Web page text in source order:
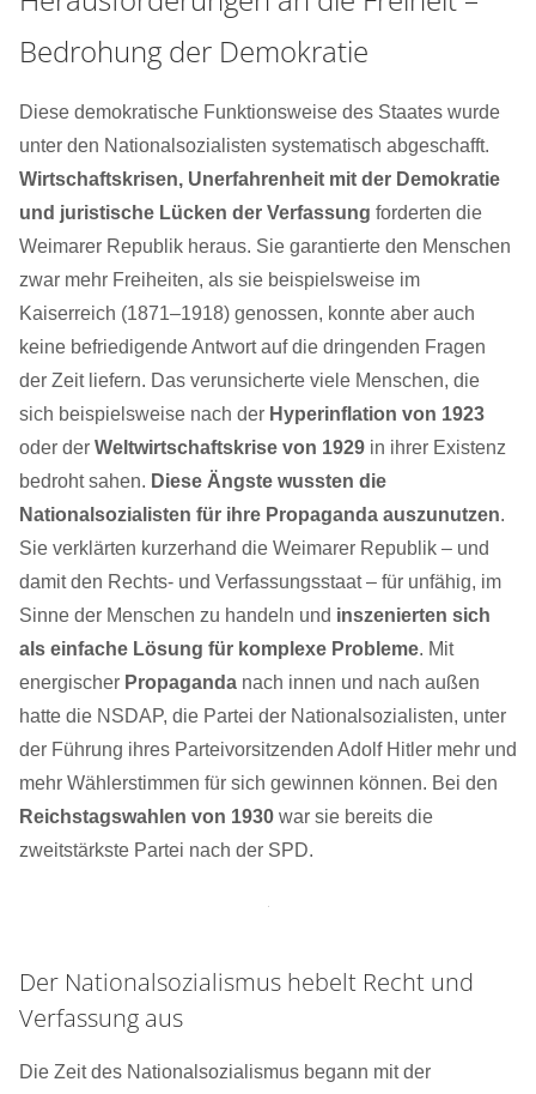
Bedrohung der Demokratie
Diese demokratische Funktionsweise des Staates wurde
unter den Nationalsozialisten systematisch abgeschafft.
Wirtschaftskrisen, Unerfahrenheit mit der Demokratie
und juristische Lücken der Verfassung forderten die
Weimarer Republik heraus. Sie garantierte den Menschen
zwar mehr Freiheiten, als sie beispielsweise im
Kaiserreich (1871–1918) genossen, konnte aber auch
keine befriedigende Antwort auf die dringenden Fragen
der Zeit liefern. Das verunsicherte viele Menschen, die
sich beispielsweise nach der Hyperinflation von 1923
oder der Weltwirtschaftskrise von 1929 in ihrer Existenz
bedroht sahen. Diese Ängste wussten die
Nationalsozialisten für ihre Propaganda auszunutzen.
Sie verklärten kurzerhand die Weimarer Republik – und
damit den Rechts- und Verfassungsstaat – für unfähig, im
Sinne der Menschen zu handeln und inszenierten sich
als einfache Lösung für komplexe Probleme. Mit
energischer Propaganda nach innen und nach außen
hatte die NSDAP, die Partei der Nationalsozialisten, unter
der Führung ihres Parteivorsitzenden Adolf Hitler mehr und
mehr Wählerstimmen für sich gewinnen können. Bei den
Reichstagswahlen von 1930 war sie bereits die
zweitstärkste Partei nach der SPD.
Der Nationalsozialismus hebelt Recht und
Verfassung aus
Die Zeit des Nationalsozialismus begann mit der